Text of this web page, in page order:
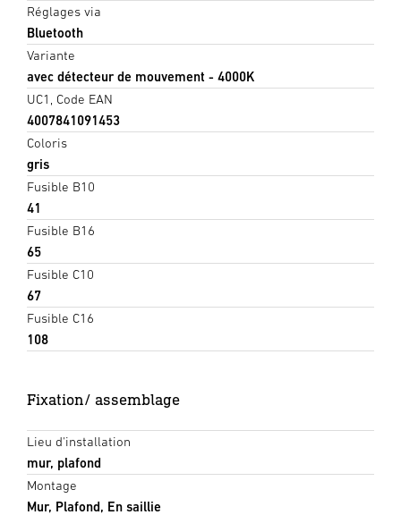
Réglages via
Bluetooth
Variante
avec détecteur de mouvement - 4000K
UC1, Code EAN
4007841091453
Coloris
gris
Fusible B10
41
Fusible B16
65
Fusible C10
67
Fusible C16
108
Fixation/ assemblage
Lieu d'installation
mur, plafond
Montage
Mur, Plafond, En saillie